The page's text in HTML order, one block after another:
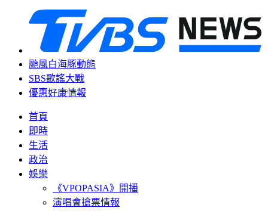
颱風白海豚動態
SBS歌謠大戰
優惠好康情報
首頁
即時
生活
政治
娛樂
《VPOPASIA》開播
演唱會搶票情報